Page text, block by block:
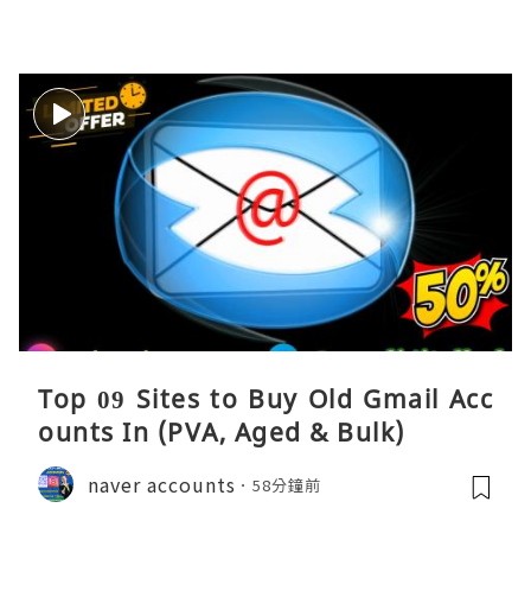
Top 09 Sites to Buy Old Gmail Acc
ounts In (PVA, Aged & Bulk)
naver accounts 58分鐘前